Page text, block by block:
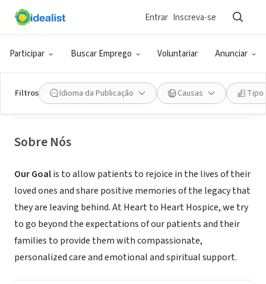
Participar Buscar Emprego Voluntariar Anunciar
Entrar Inscreva-se
Filtros Idioma da Publicação Causas Tipo
Heart to Heart Hospice
Houston, TXwww.hearttohearthospice.com
Sobre Nós
Our Goalis to allow patients to rejoice in the lives of their
loved ones and share positive memories of the legacy that
they are leaving behind. At Heart to Heart Hospice, we try
to go beyond the expectations of our patients and their
families to provide them with compassionate,
personalized care and emotional and spiritual support.